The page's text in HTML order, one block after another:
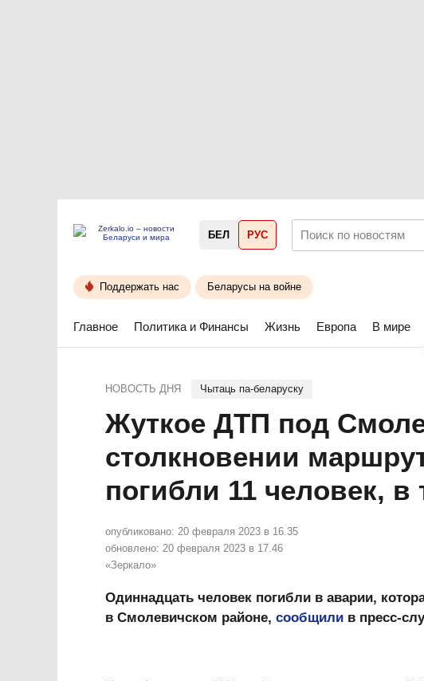
БЕЛ РУС
Поддержать нас Беларусы на войне
Главное Политика и Финансы Жизнь Европа В мире
НОВОСТЬ ДНЯ Чытаць па-беларуску
Жуткое ДТП под
столкновении
погибли 11 человек,
опубликовано: 20 февраля 2023 в 16.35
обновлено: 20 февраля 2023 в 17.46
«Зеркало»
Одиннадцать человек погибли в аварии,
в Смолевичском районе, сообщили в пресс-